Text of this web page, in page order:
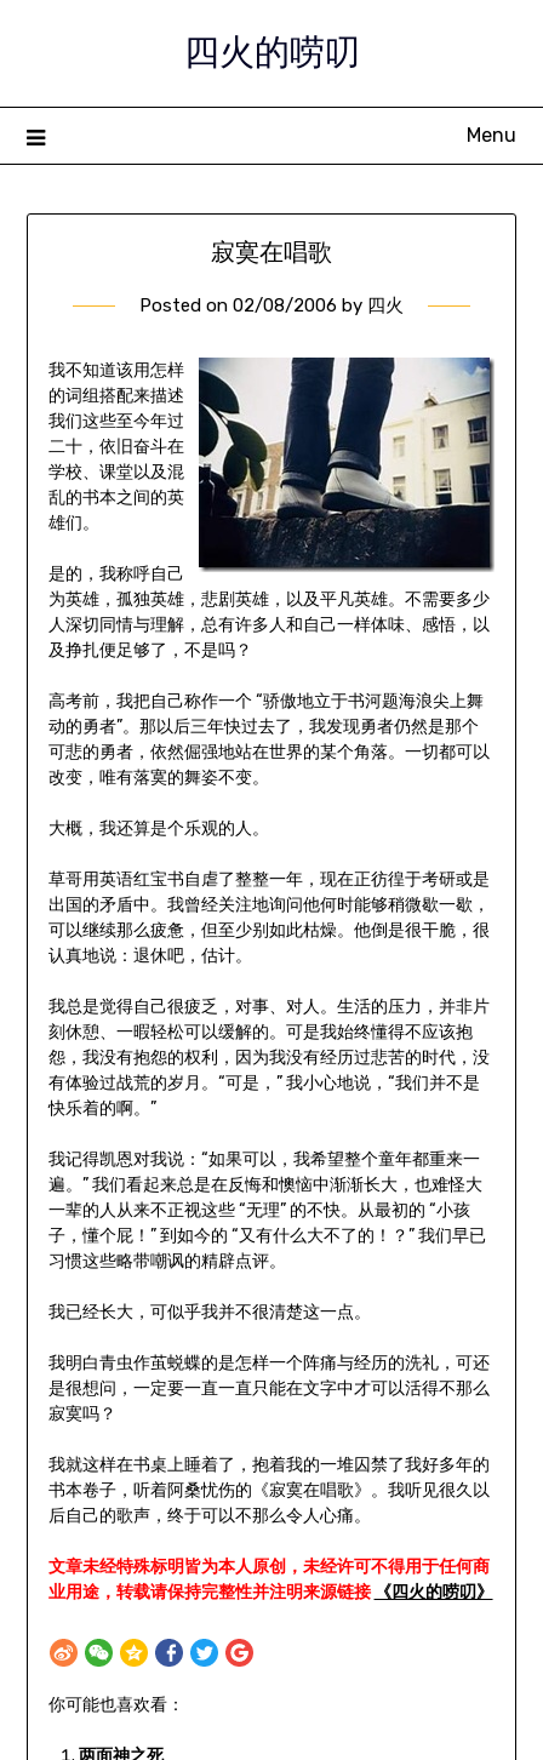
四火的唠叨
Menu
寂寞在唱歌
Posted on 02/08/2006 by 四火
我不知道该用怎样
的词组搭配来描述
我们这些至今年过
二十，依旧奋斗在
学校、课堂以及混
乱的书本之间的英
雄们。
是的，我称呼自己
为英雄，孤独英雄，悲剧英雄，以及平凡英雄。不需要多少
人深切同情与理解，总有许多人和自己一样体味、感悟，以
及挣扎便足够了，不是吗？
高考前，我把自己称作一个 “骄傲地立于书河题海浪尖上舞
动的勇者”。那以后三年快过去了，我发现勇者仍然是那个
可悲的勇者，依然倔强地站在世界的某个角落。一切都可以
改变，唯有落寞的舞姿不变。
大概，我还算是个乐观的人。
草哥用英语红宝书自虐了整整一年，现在正彷徨于考研或是
出国的矛盾中。我曾经关注地询问他何时能够稍微歇一歇，
可以继续那么疲惫，但至少别如此枯燥。他倒是很干脆，很
认真地说：退休吧，估计。
我总是觉得自己很疲乏，对事、对人。生活的压力，并非片
刻休憩、一暇轻松可以缓解的。可是我始终懂得不应该抱
怨，我没有抱怨的权利，因为我没有经历过悲苦的时代，没
有体验过战荒的岁月。“可是，” 我小心地说，“我们并不是
快乐着的啊。”
我记得凯恩对我说：“如果可以，我希望整个童年都重来一
遍。” 我们看起来总是在反悔和懊恼中渐渐长大，也难怪大
一辈的人从来不正视这些 “无理” 的不快。从最初的 “小孩
子，懂个屁！” 到如今的 “又有什么大不了的！？” 我们早已
习惯这些略带嘲讽的精辟点评。
我已经长大，可似乎我并不很清楚这一点。
我明白青虫作茧蜕蝶的是怎样一个阵痛与经历的洗礼，可还
是很想问，一定要一直一直只能在文字中才可以活得不那么
寂寞吗？
我就这样在书桌上睡着了，抱着我的一堆囚禁了我好多年的
书本卷子，听着阿桑忧伤的《寂寞在唱歌》。我听见很久以
后自己的歌声，终于可以不那么令人心痛。
文章未经特殊标明皆为本人原创，未经许可不得用于任何商
业用途，转载请保持完整性并注明来源链接
《四火的唠叨》
你可能也喜欢看：